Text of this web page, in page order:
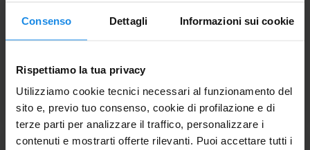
Consenso Dettagli Informazioni sui cookie
Rispettiamo la tua privacy
Utilizziamo cookie tecnici necessari al funzionamento del
sito e, previo tuo consenso, cookie di profilazione e di
terze parti per analizzare il traffico, personalizzare i
contenuti e mostrarti offerte rilevanti. Puoi accettare tutti i
700€Pernottamento e colazione